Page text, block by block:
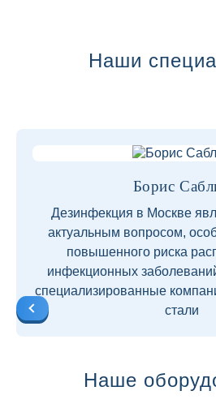
Наши
Борис
Дезинфекция в Москве
актуальным вопросом,
повышенного риска
инфекционных
специализированные
стали
Наше